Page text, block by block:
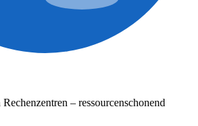
– ressourcenschonend